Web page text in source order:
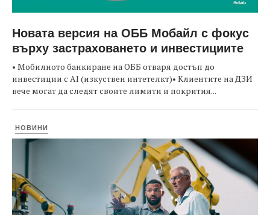
Новата версия на ОББ Мобайл с фокус
върху застраховането и инвестициите
• Мобилното банкиране на ОББ отваря достъп до
инвестиции с AI (изкуствен интетелкт)• Клиентите на ДЗИ
вече могат да следят своите лимити и покрития...
НОВИНИ